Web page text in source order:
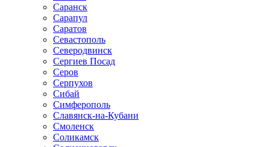
Саранск
Сарапул
Саратов
Севастополь
Северодвинск
Сергиев Посад
Серов
Серпухов
Сибай
Симферополь
Славянск-на-Кубани
Смоленск
Соликамск